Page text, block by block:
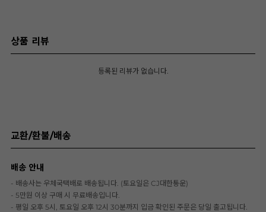
상품 리뷰
등록된 리뷰가 없습니다.
교환/환불/배송
배송 안내
- 배송사는 우체국택배로 배송됩니다. (토요일은 CJ대한통운)
- 5만원 이상 구매 시 무료배송입니다.
- 평일 오후 5시, 토요일 오후 12시 30분까지 입금 확인된 주문은 당일 출고됩니다.